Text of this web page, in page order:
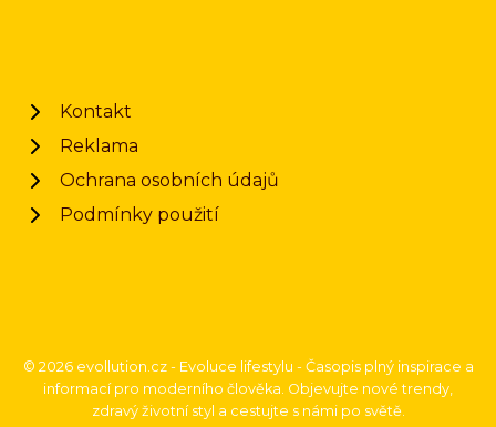
Kontakt
Reklama
Ochrana osobních údajů
Podmínky použití
© 2026 evollution.cz - Evoluce lifestylu - Časopis plný inspirace a
informací pro moderního člověka. Objevujte nové trendy,
zdravý životní styl a cestujte s námi po světě.